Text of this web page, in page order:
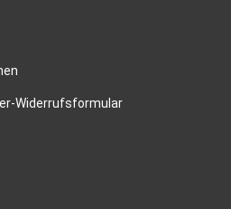
Widerrufsformular